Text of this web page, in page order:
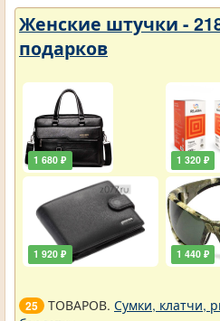
Женские штучки -
подарков
1 680 ₽
1 920 ₽
1 320 ₽
1 440 ₽
25 ТОВАРОВ. Сумки, клатчи,